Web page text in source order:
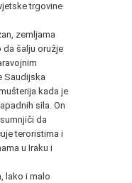
trgovine
zemljama
da šalju oružje
Saudijska
kada je
sila. On
da
teroristima i
u Iraku i
lako i malo